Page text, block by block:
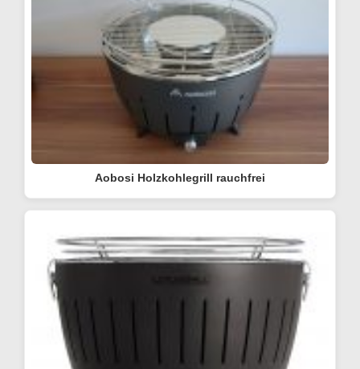
Aobosi Holzkohlegrill rauchfrei